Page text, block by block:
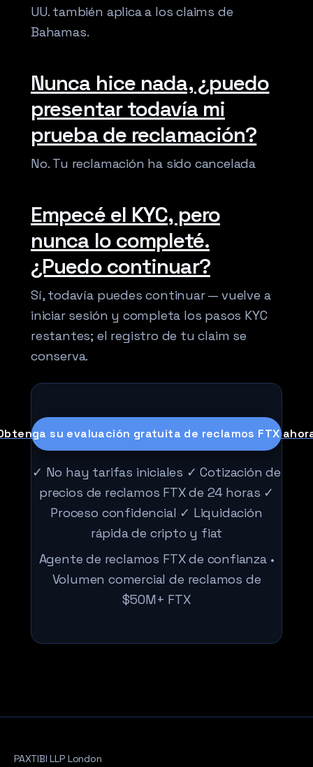
UU. también aplica a los claims de
Bahamas.
Nunca hice nada, ¿puedo
presentar todavía mi
prueba de reclamación?
No. Tu reclamación ha sido cancelada
Empecé el KYC, pero
nunca lo completé.
¿Puedo continuar?
Sí, todavía puedes continuar — vuelve a
iniciar sesión y completa los pasos KYC
restantes; el registro de tu claim se
conserva.
su evaluación gratuita de reclamos FTX
✓ No hay tarifas iniciales ✓ Cotización de
precios de reclamos FTX de 24 horas ✓
Proceso confidencial ✓ Liquidación
rápida de cripto y fiat
Agente de reclamos FTX de confianza •
Volumen comercial de reclamos de
$50M+ FTX
PAXTIBI LLP London